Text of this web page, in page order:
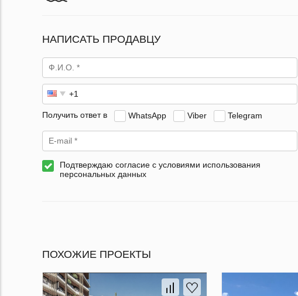
НАПИСАТЬ ПРОДАВЦУ
Получить ответ в WhatsApp Viber Telegram
Подтверждаю согласие с условиями использования
персональных данных
ПОХОЖИЕ ПРОЕКТЫ